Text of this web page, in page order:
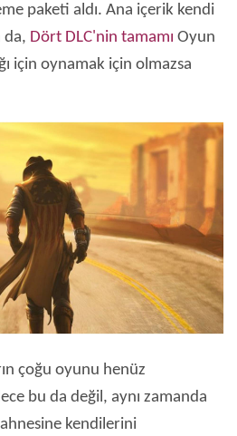
paketi aldı. Ana içerik kendi
da, Dört DLC'nin tamamı Oyun
için oynamak için olmazsa
çoğu oyunu henüz
bu da değil, aynı zamanda
kendilerini